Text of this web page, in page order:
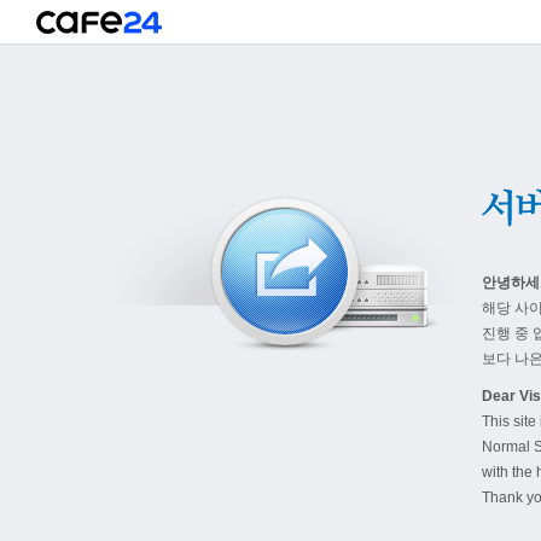
안녕하
해당 사
진행 중
보다 나
Dear
This site
Normal
with the
Thank